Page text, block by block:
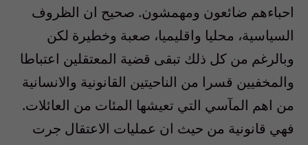
احباءهم ضائعون ومهمشون. صحيح ان الظروف
السياسية، محليا واقليميا، صعبة وخطيرة لكن
وبالرغم من كل ذلك تبقى قضية المعتقلين اعتباطا
والمخفيين قسرا من الناحيتين القانونية والانسانية
من اهم المآسي التي تعيشها المئات من العائلات.
فهي قانونية من حيث ان عمليات الاعتقال جرت